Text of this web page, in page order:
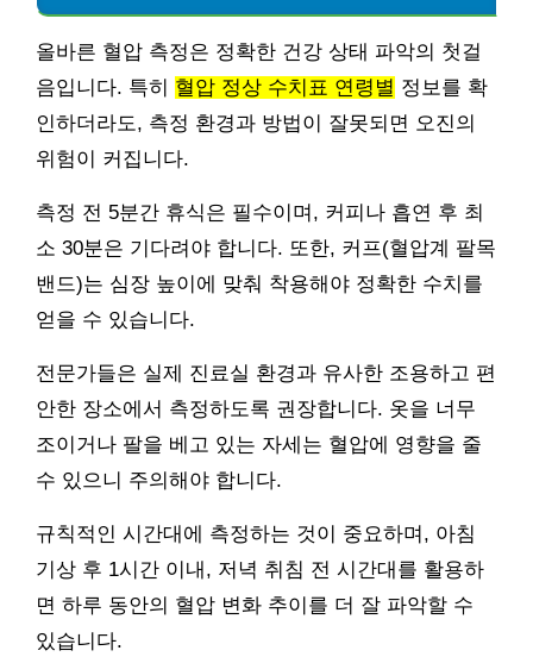
올바른 혈압 측정은 정확한 건강 상태 파악의 첫걸
음입니다. 특히 혈압 정상 수치표 연령별 정보를 확
인하더라도, 측정 환경과 방법이 잘못되면 오진의
위험이 커집니다.
측정 전 5분간 휴식은 필수이며, 커피나 흡연 후 최
소 30분은 기다려야 합니다. 또한, 커프(혈압계 팔목
밴드)는 심장 높이에 맞춰 착용해야 정확한 수치를
얻을 수 있습니다.
전문가들은 실제 진료실 환경과 유사한 조용하고 편
안한 장소에서 측정하도록 권장합니다. 옷을 너무
조이거나 팔을 베고 있는 자세는 혈압에 영향을 줄
수 있으니 주의해야 합니다.
규칙적인 시간대에 측정하는 것이 중요하며, 아침
기상 후 1시간 이내, 저녁 취침 전 시간대를 활용하
면 하루 동안의 혈압 변화 추이를 더 잘 파악할 수
있습니다.